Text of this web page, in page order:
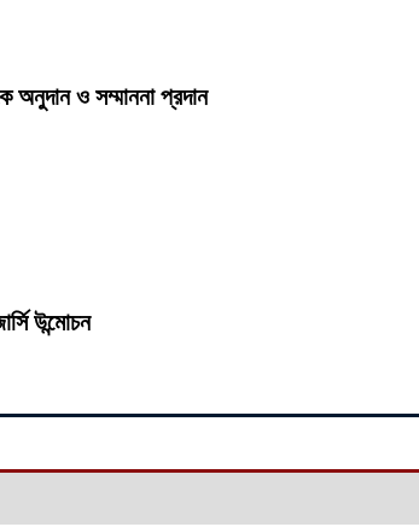
অনুদান ও সম্মাননা প্রদান
উন্মোচন